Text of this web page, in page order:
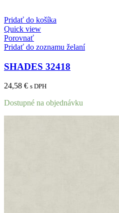
Pridať do košíka
Quick view
Porovnať
Pridať do zoznamu želaní
SHADES 32418
24,58 € s DPH
Dostupné na objednávku